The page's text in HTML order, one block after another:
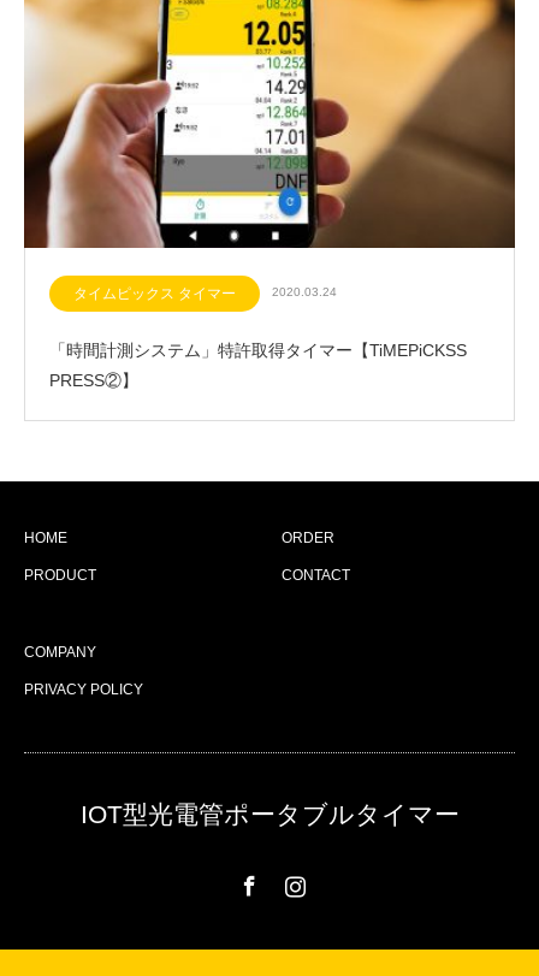
タイムピックス タイマー 2020.03.24
「時間計測システム」特許取得タイマー【TiMEPiCKSS
PRESS②】
HOME
PRODUCT
ORDER
CONTACT
COMPANY
PRIVACY POLICY
IOT型光電管ポータブルタイマー